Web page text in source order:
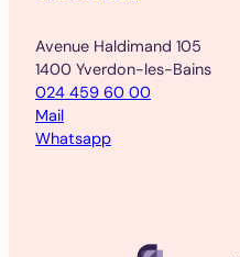
Avenue Haldimand 105
1400 Yverdon-les-Bains
024 459 60 00
Mail
Whatsapp